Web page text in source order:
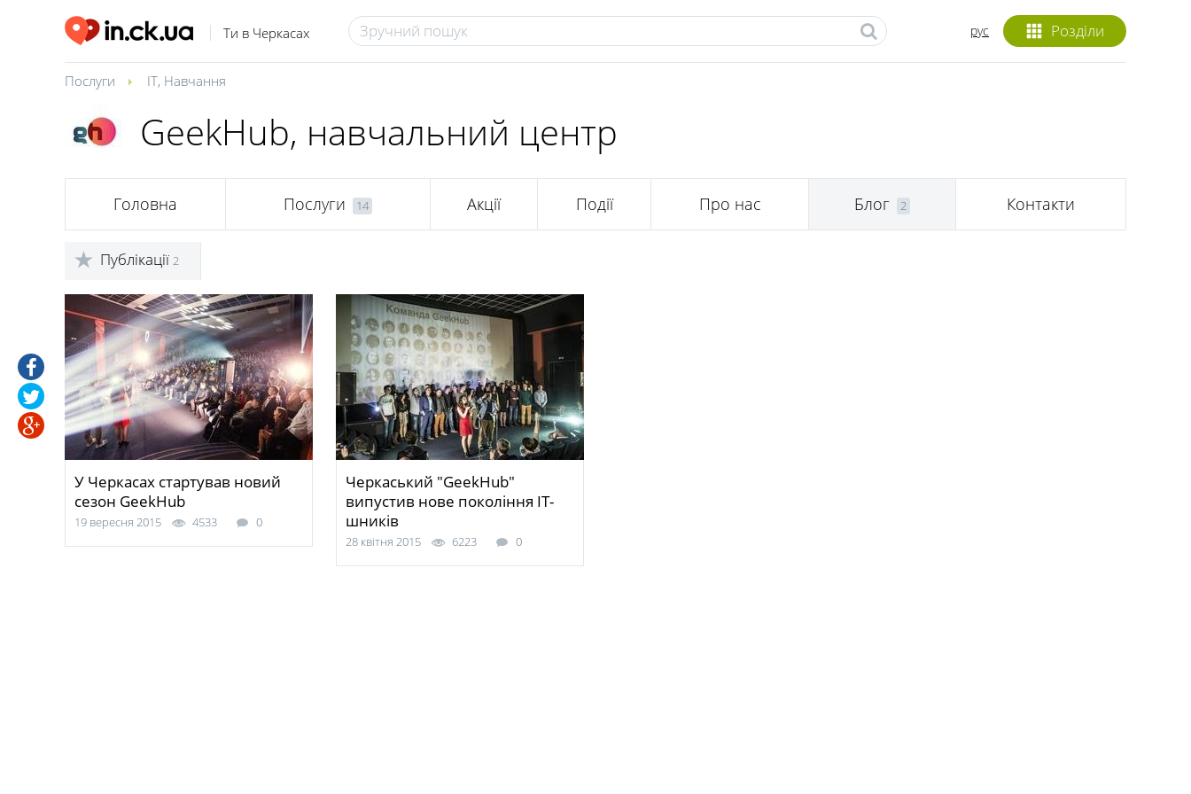
Ти в Черкасах Розділи
рус
Послуги IT, Навчання
GeekHub, навчальний центр
Головна Послуги 14 Акції Події Про нас Блог 2 Контакти
Публікації 2
У Черкасах стартував новий
сезон GeekHub
19 вересня 2015 4533 0
Черкаський "GeekHub"
випустив нове покоління IT-
шників
28 квітня 2015 6223 0